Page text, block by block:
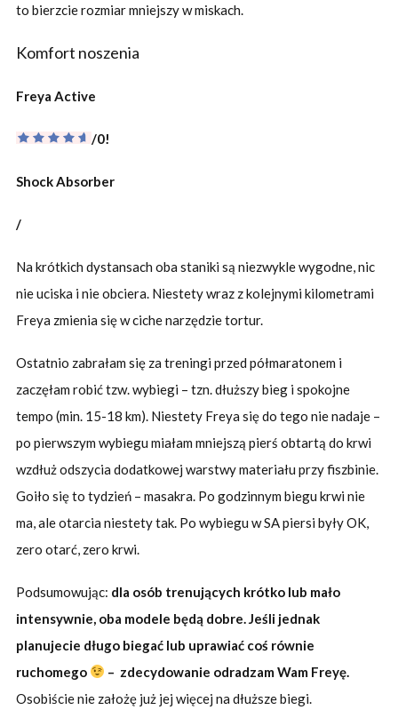
to bierzcie rozmiar mniejszy w miskach.
Komfort noszenia
Freya Active
/0!
Shock Absorber
/
Na krótkich dystansach oba staniki są niezwykle wygodne, nic
nie uciska i nie obciera. Niestety wraz z kolejnymi kilometrami
Freya zmienia się w ciche narzędzie tortur.
Ostatnio zabrałam się za treningi przed półmaratonem i
zaczęłam robić tzw. wybiegi – tzn. dłuższy bieg i spokojne
tempo (min. 15-18 km). Niestety Freya się do tego nie nadaje –
po pierwszym wybiegu miałam mniejszą pierś obtartą do krwi
wzdłuż odszycia dodatkowej warstwy materiału przy fiszbinie.
Goiło się to tydzień – masakra. Po godzinnym biegu krwi nie
ma, ale otarcia niestety tak. Po wybiegu w SA piersi były OK,
zero otarć, zero krwi.
Podsumowując: dla osób trenujących krótko lub mało
intensywnie, oba modele będą dobre. Jeśli jednak
planujecie długo biegać lub uprawiać coś równie
ruchomego
– zdecydowanie odradzam Wam Freyę.
Osobiście nie założę już jej więcej na dłuższe biegi.